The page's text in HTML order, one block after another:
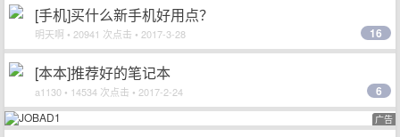
[手机]买什么新手机好用点？
明天啊 • 20941 次点击 • 2017-3-28 16
[本本]推荐好的笔记本
a1130 • 14534 次点击 • 2017-2-24 6
广告